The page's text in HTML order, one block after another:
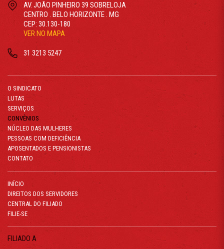
AV. JOÃO PINHEIRO 39 SOBRELOJA
CENTRO . BELO HORIZONTE . MG
CEP: 30.130-180
VER NO MAPA
31 3213 5247
O SINDICATO
LUTAS
SERVIÇOS
CONVÊNIOS
NÚCLEO DAS MULHERES
PESSOAS COM DEFICIÊNCIA
APOSENTADOS E PENSIONISTAS
CONTATO
INÍCIO
DIREITOS DOS SERVIDORES
CENTRAL DO FILIADO
FILIE-SE
FILIADO A